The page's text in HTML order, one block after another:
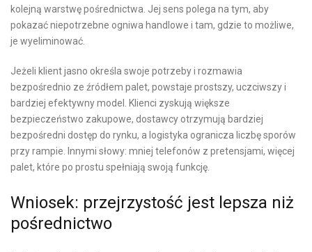
kolejną warstwę pośrednictwa. Jej sens polega na tym, aby
pokazać niepotrzebne ogniwa handlowe i tam, gdzie to możliwe,
je wyeliminować.
Jeżeli klient jasno określa swoje potrzeby i rozmawia
bezpośrednio ze źródłem palet, powstaje prostszy, uczciwszy i
bardziej efektywny model. Klienci zyskują większe
bezpieczeństwo zakupowe, dostawcy otrzymują bardziej
bezpośredni dostęp do rynku, a logistyka ogranicza liczbę sporów
przy rampie. Innymi słowy: mniej telefonów z pretensjami, więcej
palet, które po prostu spełniają swoją funkcję.
Wniosek: przejrzystość jest lepsza niż
pośrednictwo